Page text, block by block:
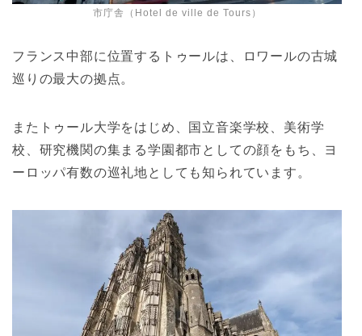
市庁舎（Hotel de ville de Tours）
フランス中部に位置するトゥールは、ロワールの古城
巡りの最大の拠点。
またトゥール大学をはじめ、国立音楽学校、美術学
校、研究機関の集まる学園都市としての顔をもち、ヨ
ーロッパ有数の巡礼地としても知られています。